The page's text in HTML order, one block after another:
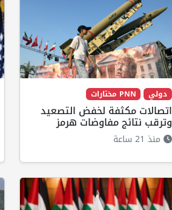
دولي PNN مختارات
اتصالات مكثفة لخفض التصعيد
وترقب نتائج مفاوضات هرمز
منذ 21 ساعة